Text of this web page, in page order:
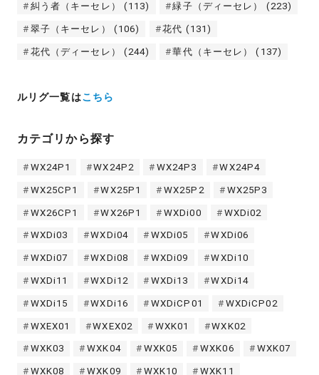
糾う者（キーセレ） (113) 緑子（ディーセレ） (223)
翠子（キーセレ） (106) 花代 (131)
花代（ディーセレ） (244) 華代（キーセレ） (137)
ルリグ一覧はこちら
カテゴリから探す
WX24P1 WX24P2 WX24P3 WX24P4
WX25CP1 WX25P1 WX25P2 WX25P3
WX26CP1 WX26P1 WXDi00 WXDi02
WXDi03 WXDi04 WXDi05 WXDi06
WXDi07 WXDi08 WXDi09 WXDi10
WXDi11 WXDi12 WXDi13 WXDi14
WXDi15 WXDi16 WXDiCP01 WXDiCP02
WXEX01 WXEX02 WXK01 WXK02
WXK03 WXK04 WXK05 WXK06 WXK07
WXK08 WXK09 WXK10 WXK11